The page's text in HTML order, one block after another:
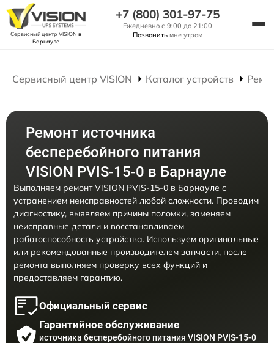
Сервисный центр VISION в
Барнауле
+7 (800) 301-97-75
Ежедневно с 9:00 до 21:00
Позвонить мне утром
Сервисный центр VISION Каталог устройств
Ремонт источника
бесперебойного питания
VISION PVIS-15-0 в Барнауле
Выполняем ремонт VISION PVIS-15-0 в Барнауле с
устранением неисправностей любой сложности. Проводим
диагностику, выявляем причины поломки, заменяем
неисправные детали и восстанавливаем
работоспособность устройства. Используем оригинальные
или рекомендованные производителем запчасти, после
ремонта выполняем проверку всех функций и
предоставляем гарантию.
Официальный сервис
Гарантийное обслуживание
источника бесперебойного питания VISION PVIS-15-0